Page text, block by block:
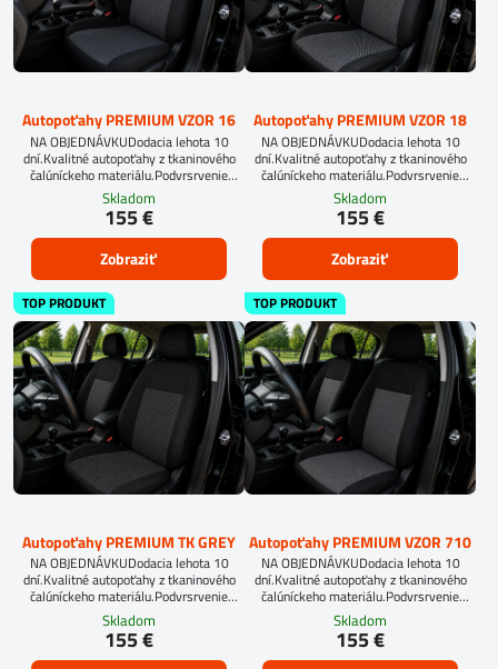
Autopoťahy PREMIUM VZOR 16
NA OBJEDNÁVKUDodacia lehota 10
dní.Kvalitné autopoťahy z tkaninového
čalúníckeho materiálu.Podvrsrvenie
molitan 5 mm.
Skladom
155 €
Zobraziť
Autopoťahy PREMIUM VZOR 18
NA OBJEDNÁVKUDodacia lehota 10
dní.Kvalitné autopoťahy z tkaninového
čalúníckeho materiálu.Podvrsrvenie
molitan 5 mm.Pre objednanie autopoťahu
na mieru je potrebné vyplniť
objednávkový formulár.OBJEDNAŤ TU
Skladom
155 €
Zobraziť
TOP PRODUKT
Autopoťahy PREMIUM TK GREY
NA OBJEDNÁVKUDodacia lehota 10
dní.Kvalitné autopoťahy z tkaninového
čalúníckeho materiálu.Podvrsrvenie
molitan 5 mm.Pre objednanie autopoťahu
na mieru je potrebné vyplniť
objednávkový formulár.OBJEDNAŤ TU
Skladom
155 €
TOP PRODUKT
Autopoťahy PREMIUM VZOR 710
NA OBJEDNÁVKUDodacia lehota 10
dní.Kvalitné autopoťahy z tkaninového
čalúníckeho materiálu.Podvrsrvenie
molitan 5 mm.Pre objednanie autopoťahu
na mieru je potrebné vyplniť
objednávkový formulár.OBJEDNAŤ TU
Skladom
155 €